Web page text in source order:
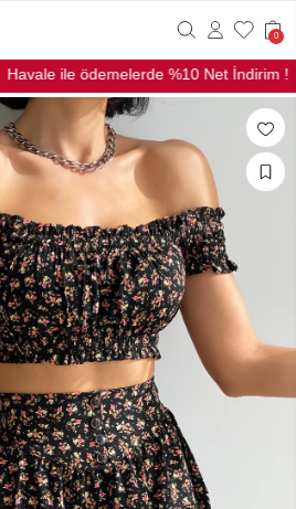
Havale ile ödemelerde %10 Net İndirim !
0